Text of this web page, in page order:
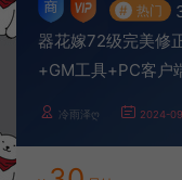
# 热门
器花嫁72级完美修
+GM工具+PC客户
冷雨泽ღ 2024-